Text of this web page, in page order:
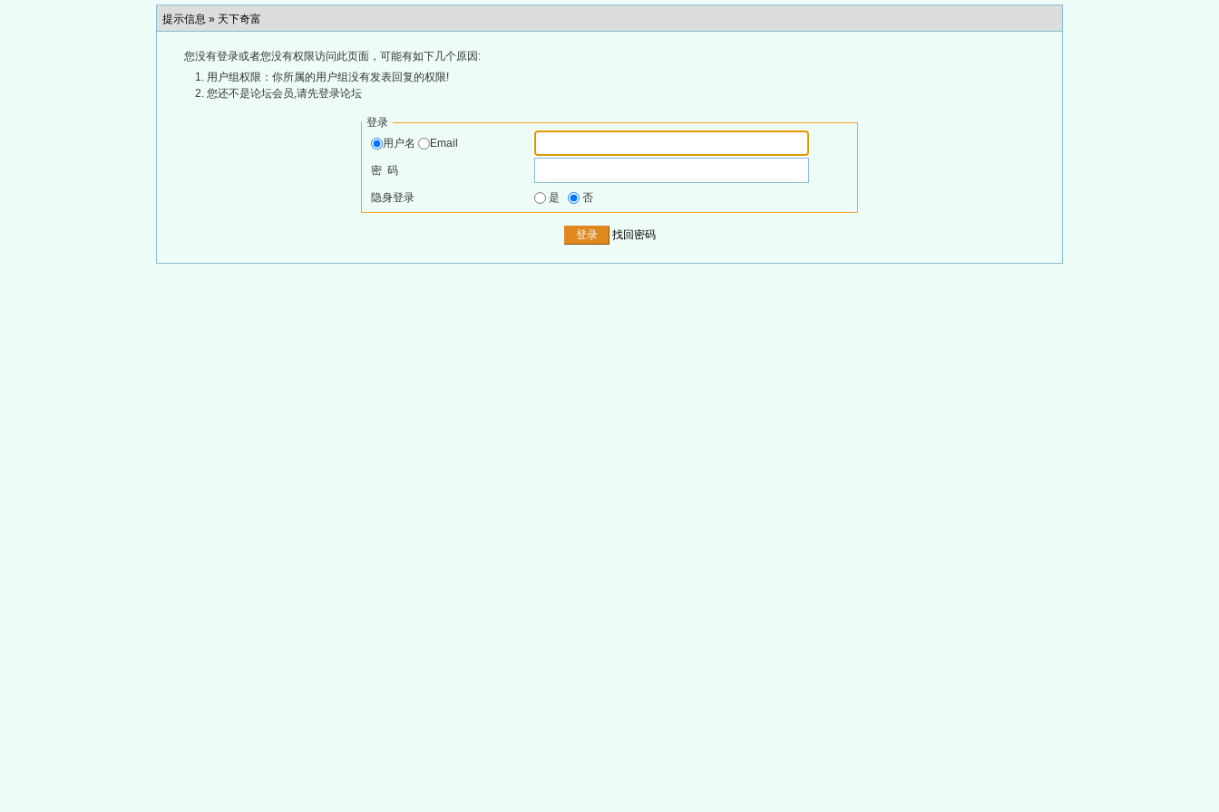
提示信息 » 天下奇富
您没有登录或者您没有权限访问此页面，可能有如下几个原因:
用户组权限：你所属的用户组没有发表回复的权限!
您还不是论坛会员,请先登录论坛
登录
用户名
Email
密 码
隐身登录 是 否
找回密码